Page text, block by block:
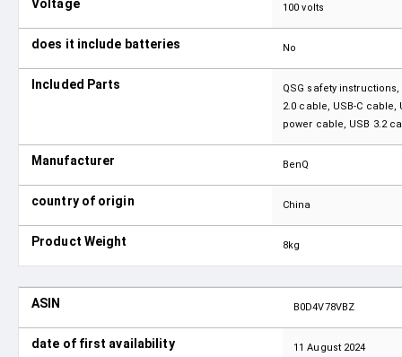
Voltage ‎100 volts
does it include batteries No
Included Parts
‎QSG safety
2.0 cable, USB-C cable,
power cable, USB 3.2
Manufacturer ‎BenQ
country of origin ‎China
Product Weight ‎8kg
ASIN B0D4V78VBZ
date of first availability 11 August 2024